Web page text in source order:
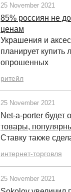
25 November 2021
85% россиян не
ценам
Украшения и
планирует купить
опрошенных
ритейл
25 November 2021
Net-a-porter будет
товары,
Ставку также
интернет-торговля
25 November 2021